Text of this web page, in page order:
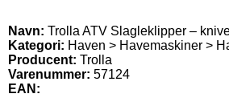
Navn: Trolla ATV Slagleklipper –
Kategori: Haven > Havemaskiner >
Producent: Trolla
Varenummer: 57124
EAN: